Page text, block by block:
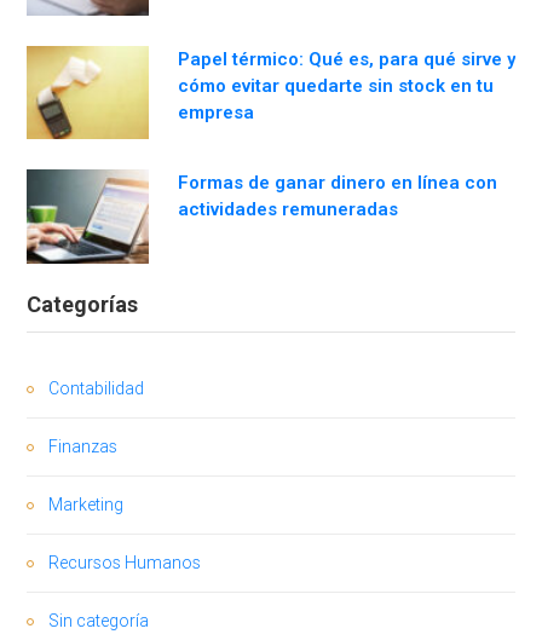
Papel térmico: Qué es, para qué sirve y
cómo evitar quedarte sin stock en tu
empresa
Formas de ganar dinero en línea con
actividades remuneradas
Categorías
Contabilidad
Finanzas
Marketing
Recursos Humanos
Sin categoría